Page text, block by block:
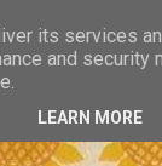
its services
and
LEARN MORE